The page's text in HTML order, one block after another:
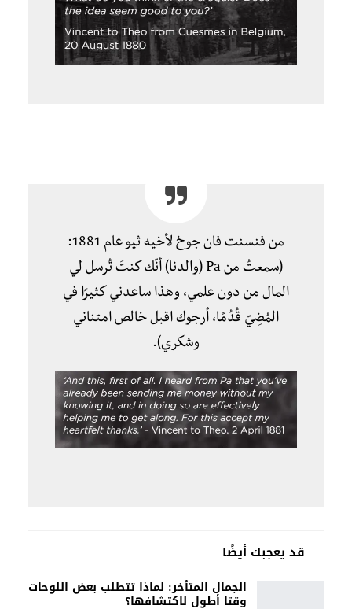
من فنسنت فان جوخ لأخيه ثيو عام 1881:
(سمعتُ من Pa (والدنا) أنّك كنتَ تُرسل لي
المال من دون علمي، وهذا ساعدني كثيرًا في
المُضِيّ قُدُمًا، أرجوك اقبل خالص امتناني
وشكري).
قد يعجبك أيضًا
الجمال المتأخر: لماذا تتطلب بعض اللوحات
وقتا أطول لاكتشافها؟